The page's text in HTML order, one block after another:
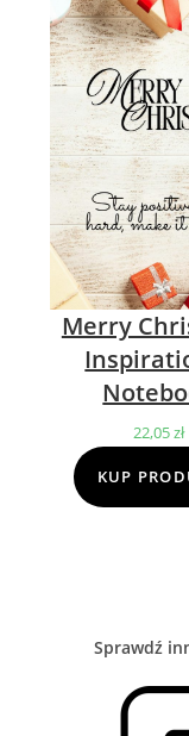
Merry
22,05zł
KUP
Sprawdź